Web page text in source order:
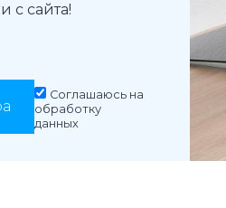
с сайта!
Соглашаюсь на
обработку
данных